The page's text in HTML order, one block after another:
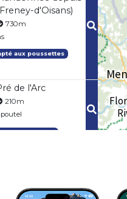
d'Oisans)
730m
aux poussettes
de l'Arc
210m
avec enfants
390m